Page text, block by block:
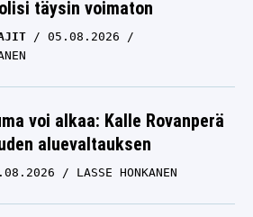
täysin voimaton
05.08.2026
voi alkaa: Kalle Rovanperä
aluevaltauksen
LASSE HONKANEN